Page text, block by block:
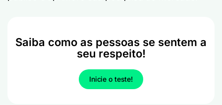
Saiba como as pessoas se sentem a
seu respeito!
Inicie o teste!